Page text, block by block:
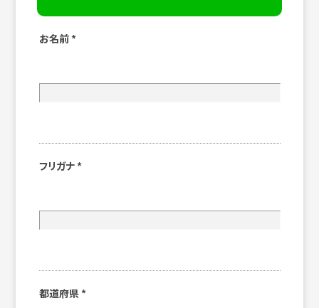
お名前 *
フリガナ *
都道府県 *